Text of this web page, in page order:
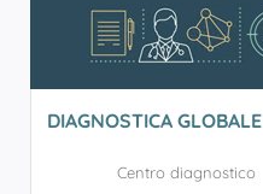
DIAGNOSTICA GLOBALE
Centro diagnostico